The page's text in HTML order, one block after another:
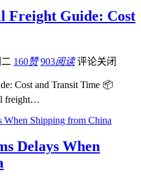
Freight Guide: Cost
160赞 903阅读 评论关闭
Cost and Transit Time 📦
freight…
Delays When